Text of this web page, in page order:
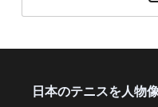
日本のテニスを人物